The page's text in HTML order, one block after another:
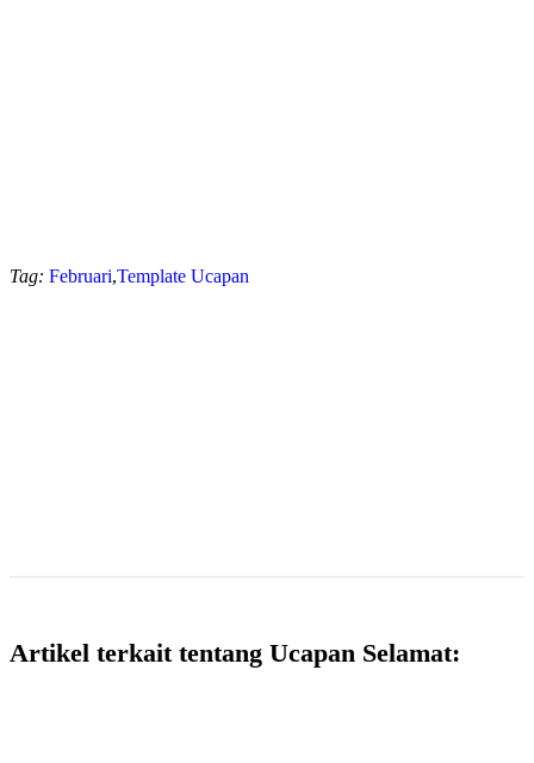
Tag: Februari,Template Ucapan
Artikel terkait tentang Ucapan Selamat: